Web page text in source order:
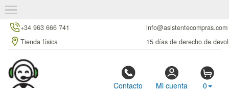
+34 963 666 741
info@asistentecompras.com
Tienda física
15 días de derecho de
Contacto Mi cuenta 0